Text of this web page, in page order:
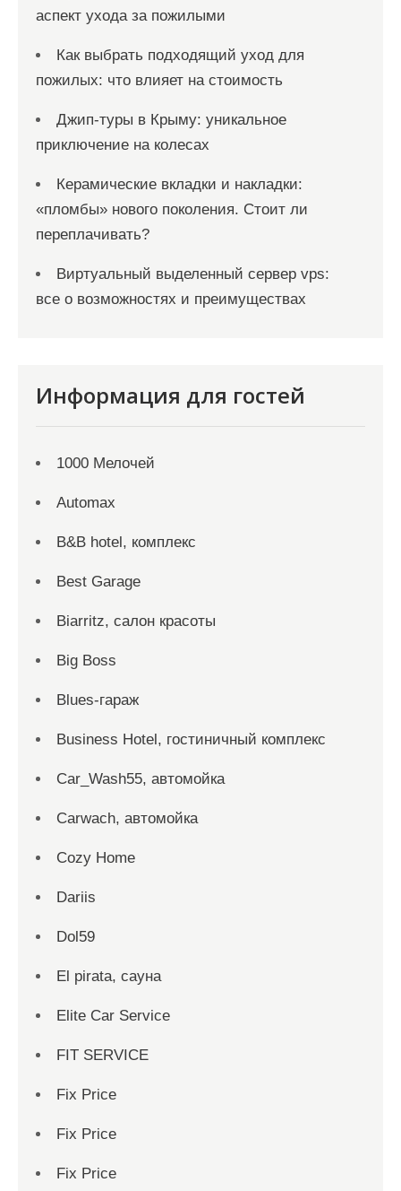
аспект ухода за пожилыми
Как выбрать подходящий уход для
пожилых: что влияет на стоимость
Джип-туры в Крыму: уникальное
приключение на колесах
Керамические вкладки и накладки:
«пломбы» нового поколения. Стоит ли
переплачивать?
Виртуальный выделенный сервер vps:
все о возможностях и преимуществах
Информация для гостей
1000 Мелочей
Automax
B&B hotel, комплекс
Best Garage
Biarritz, салон красоты
Big Boss
Blues-гараж
Business Hotel, гостиничный комплекс
Car_Wash55, автомойка
Carwach, автомойка
Cozy Home
Dariis
Dol59
El pirata, сауна
Elite Car Service
FIT SERVICE
Fix Price
Fix Price
Fix Price